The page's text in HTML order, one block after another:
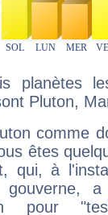
planètes
Pluton,
comme
êtes
qui, à
gouverne,
pour